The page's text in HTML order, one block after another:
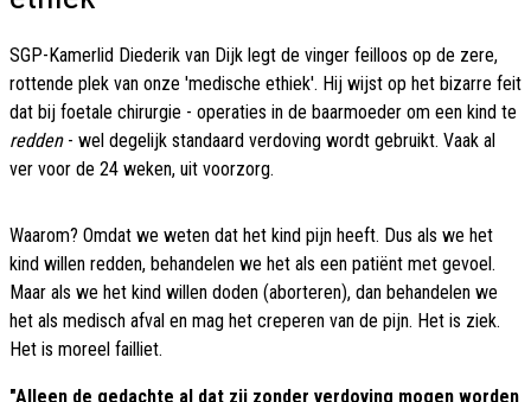
SGP-Kamerlid Diederik van Dijk legt de vinger feilloos op de zere,
rottende plek van onze 'medische ethiek'. Hij wijst op het bizarre feit
dat bij foetale chirurgie - operaties in de baarmoeder om een kind te
redden- wel degelijk standaard verdoving wordt gebruikt. Vaak al
ver voor de 24 weken, uit voorzorg.
Waarom? Omdat we weten dat het kind pijn heeft. Dus als we het
kind willen redden, behandelen we het als een patiënt met gevoel.
Maar als we het kind willen doden (aborteren), dan behandelen we
het als medisch afval en mag het creperen van de pijn. Het is ziek.
Het is moreel failliet.
"Alleen de gedachte al dat zij zonder verdoving mogen worden